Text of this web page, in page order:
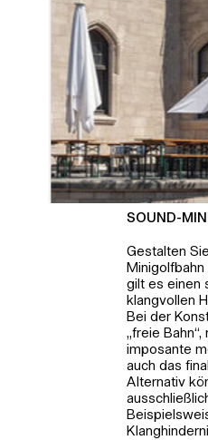
Foto: Sven Bergelt
SOUND-
Gestalten
gilt es einen
klangvollen
Bei der
„freie
imposante
auch das
Alternativ